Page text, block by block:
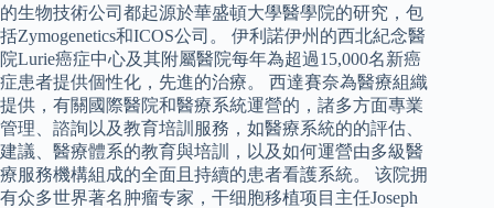
的生物技術公司都起源於華盛頓大學醫學院的研究，包
括Zymogenetics和ICOS公司。 伊利諾伊州的西北紀念醫
院Lurie癌症中心及其附屬醫院每年為超過15,000名新癌
症患者提供個性化，先進的治療。 西達賽奈為醫療組織
提供，有關國際醫院和醫療系統運營的，諸多方面專業
管理、諮詢以及教育培訓服務，如醫療系統的的評估、
建議、醫療體系的教育與培訓，以及如何運營由多級醫
療服務機構組成的全面且持續的患者看護系統。 该院拥
有众多世界著名肿瘤专家，干细胞移植项目主任Joseph